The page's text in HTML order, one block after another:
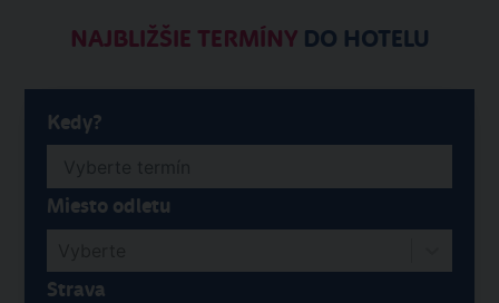
NAJBLIŽŠIE TERMÍNYDO HOTELU
Kedy?
Miesto odletu
Strava